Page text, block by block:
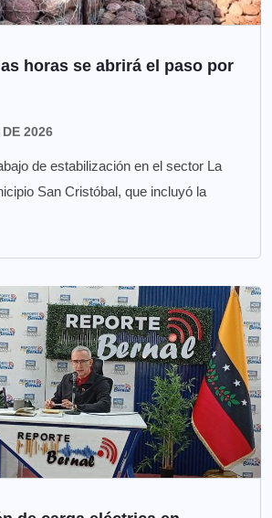
horas se abrirá el paso por
2026
de estabilización en el sector La
San Cristóbal, que incluyó la